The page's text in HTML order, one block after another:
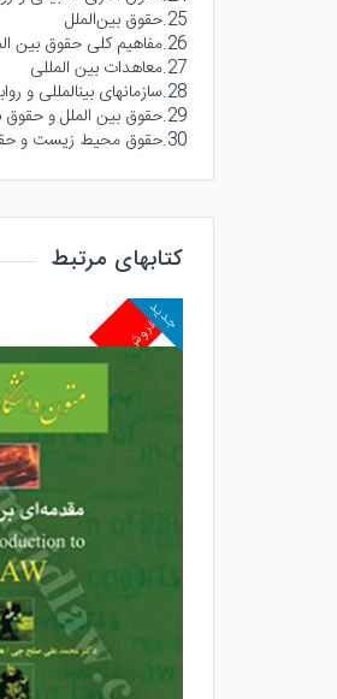
25.حقوق بین‌الملل
26.مفاهیم کلی حقوق بین الملل
27.معاهدات بین المللی
28.سازمانهای بینالمللی و روابط میان دولتها
29.حقوق بین الملل و حقوق بشر
30.حقوق محیط زیست و حقوق بینالملل
کتابهای مرتبط
پرفروش
جدید